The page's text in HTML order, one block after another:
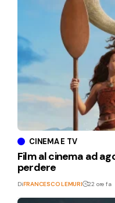
CINEMA E TV
Film al cinema ad
perdere
DiFRANCESCO LEMURI 22 ore fa